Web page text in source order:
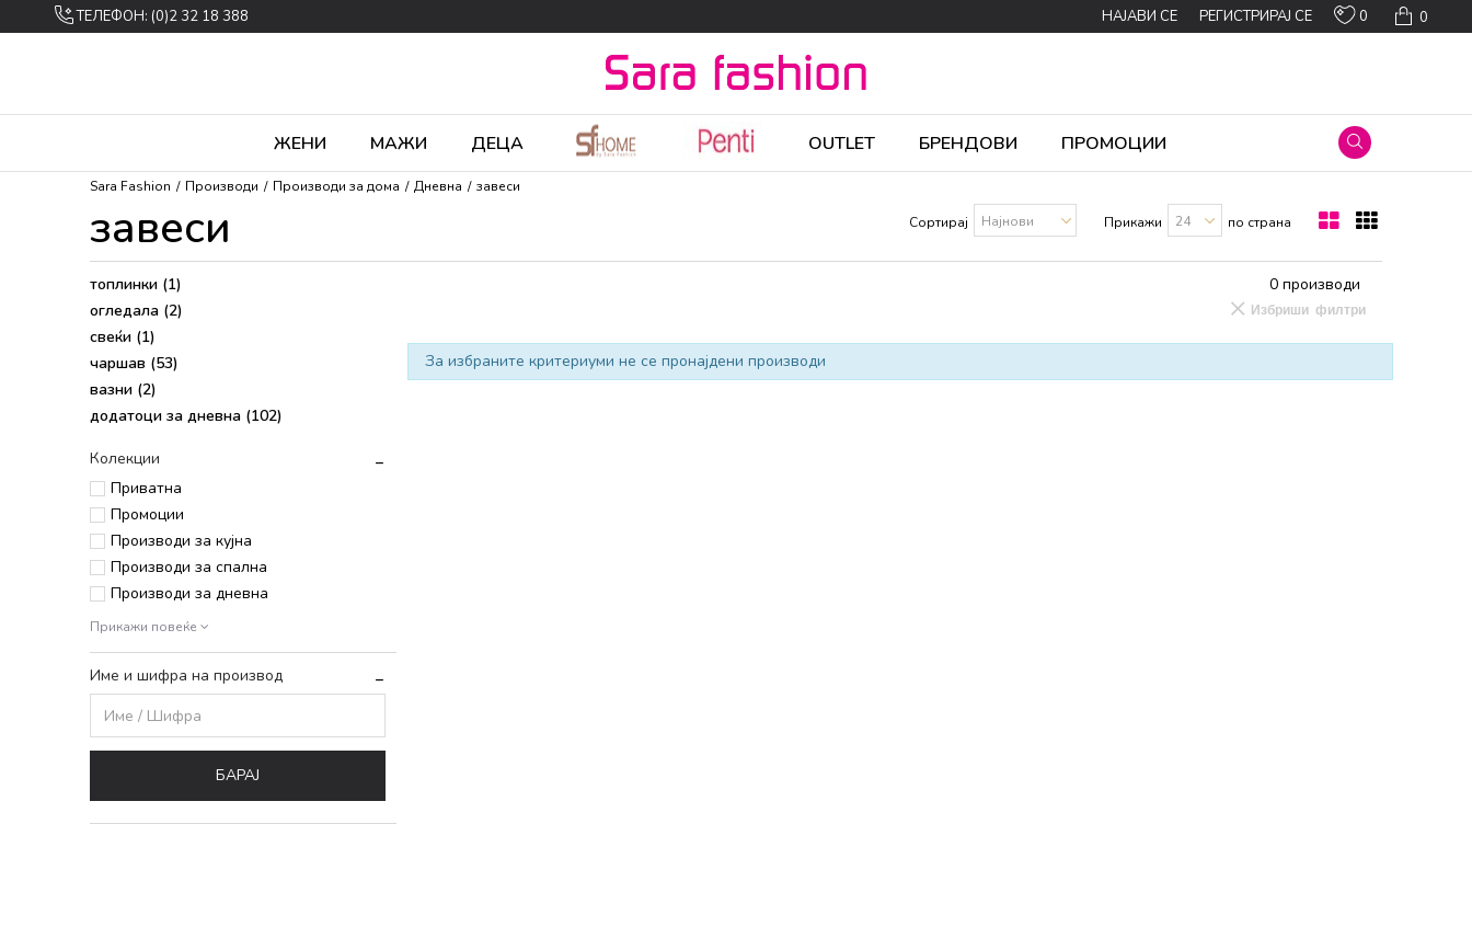
ТЕЛЕФОН: (0)2 32 18 388 0
0
НАЈАВИ СЕ РЕГИСТРИРАЈ СЕ
ЖЕНИ МАЖИ ДЕЦА OUTLET БРЕНДОВИ ПРОМОЦИИ
Sara Fashion Производи Производи за дома Дневна завеси
завеси Сортирај Прикажи по страна
топлинки (1)
огледала (2)
свеќи (1)
чаршав (53)
вазни (2)
додатоци за дневна (102)
Колекции
Приватна
Промоции
Производи за кујна
Производи за спална
Производи за дневна
Прикажи повеќе
Име и шифра на производ
БАРАЈ
0 производи
Избриши филтри
За избраните критериуми не се пронајдени производи